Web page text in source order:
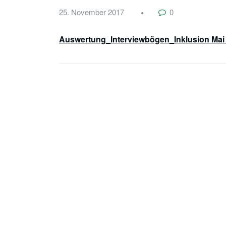
25. November 2017 0
Auswertung_Interviewbögen_Inklusion Mai